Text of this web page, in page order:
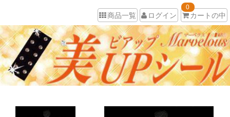
商品一覧 ログイン カートの中
0